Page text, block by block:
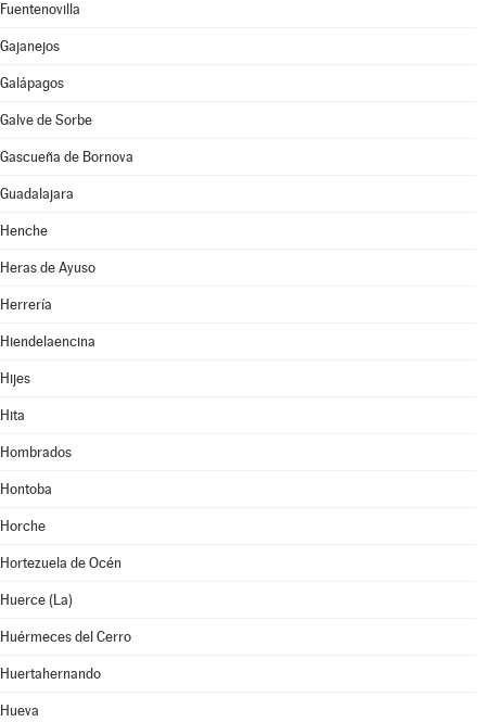
Fuentenovilla
Gajanejos
Galápagos
Galve de Sorbe
Gascueña de Bornova
Guadalajara
Henche
Heras de Ayuso
Herrería
Hiendelaencina
Hijes
Hita
Hombrados
Hontoba
Horche
Hortezuela de Océn
Huerce (La)
Huérmeces del Cerro
Huertahernando
Hueva